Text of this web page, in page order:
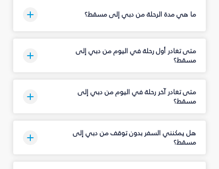
ما هي مدة الرحلة من دبي إلى مسقط؟
متى تغادر أول رحلة في اليوم من دبي إلى
مسقط؟
متى تغادر آخر رحلة في اليوم من دبي إلى
مسقط؟
هل يمكنني السفر بدون توقف من دبي إلى
مسقط؟